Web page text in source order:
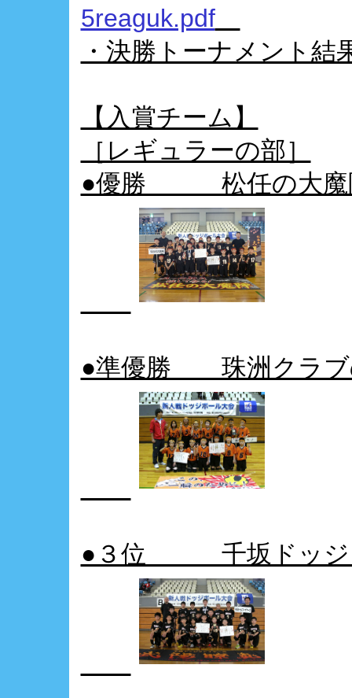
5reaguk.pdf
・決勝トーナメント結
【入賞チーム】
［レギュラーの部］
●優勝 松任の大魔
●準優勝 珠洲クラブ
●３位 千坂ドッジ